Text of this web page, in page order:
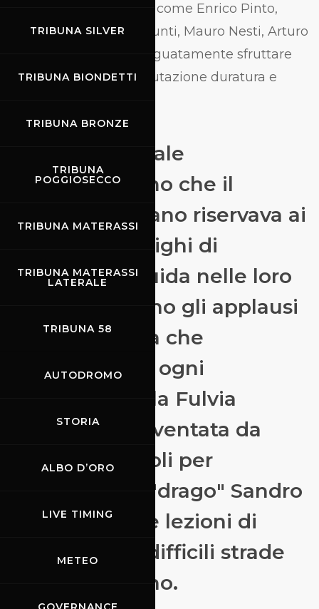
TRIBUNA SILVER
TRIBUNA BIONDETTI
TRIBUNA BRONZE
TRIBUNA
POGGIOSECCO
TRIBUNA MATERASSI
TRIBUNA MATERASSI
LATERALE
TRIBUNA 58
AUTODROMO
STORIA
ALBO D’ORO
LIVE TIMING
METEO
guida che alcuni piloti come Enrico Pinto,
Nanni Galli, Ignazio Giunti, Mauro Nesti, Arturo
Merzario, seppero adeguatamente sfruttare
per costituirsi una reputazione duratura e
Campione ideale
dell'entusiasmo che il
pubblico toscano riservava ai
piloti più prodighi di
"numeri" di guida nelle loro
esibizioni, erano gli applausi
a scena aperta che
scattavano ad ogni
passaggio della Fulvia
"barchetta" inventata da
Fiorio e Maglioli per
consentire al "drago" Sandro
Munari di dare lezioni di
bravura sulle difficili strade
dell' Appennino.